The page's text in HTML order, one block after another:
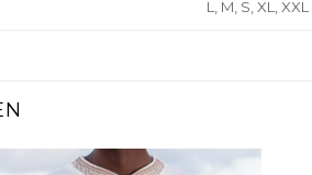
L, M, S, XL, XXL